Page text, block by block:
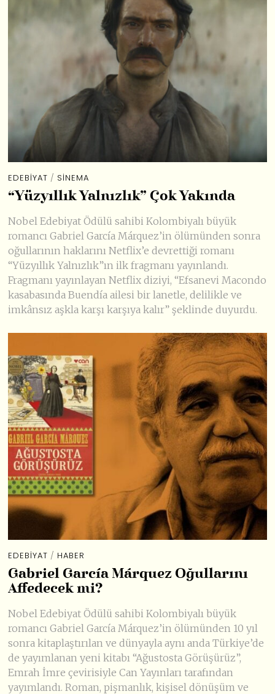
EDEBIYAT / SINEMA
“Yüzyıllık Yalnızlık” Çok Yakında
Nobel Edebiyat Ödülü sahibi Kolombiyalı büyük
romancı Gabriel García Márquez’in ölümünden sonra
oğullarının haklarını Netflix’e devrettiği romanı
“Yüzyıllık Yalnızlık”ın ilk fragmanı yayınlandı.
Fragmanı yayınlayan Netflix diziyi, “Efsanevi Macondo
kasabasında Buendía ailesi bir lanetle, delilikle ve
imkânsız aşkla karşı karşıya kalır” şeklinde duyurdu.
EDEBIYAT / HABER
Gabriel García Márquez Oğullarını
Affedecek mi?
Nobel Edebiyat Ödülü sahibi Kolombiyalı büyük
romancı Gabriel García Márquez’in ölümünden 10 yıl
sonra kitaplaştırılan ve dünyayla aynı anda Türkiye’de
de yayımlanan yeni kitabı “Ağustosta Görüşürüz”,
Emrah İmre çevirisiyle Can Yayınları tarafından
yayımlandı. Roman, pişmanlık, kişisel dönüşüm ve